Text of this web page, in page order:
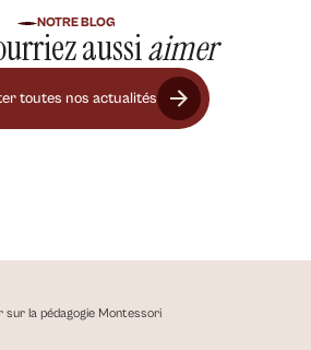
NOTRE BLOG
aussiaimer
toutes nos actualités
sur la pédagogie Montessori